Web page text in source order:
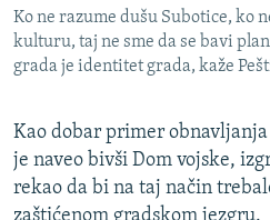
Ko ne razume dušu Subotice, ko
kulturu, taj ne sme da se bavi
grada je identitet grada, kaže
Kao dobar primer obnavljanja
je naveo bivši Dom vojske,
rekao da bi na taj način